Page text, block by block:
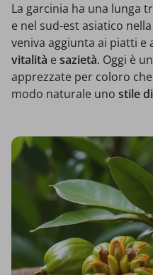
La garcinia ha una lunga
e nel sud-est asiatico nella
veniva aggiunta ai piatti e
vitalità e sazietà. Oggi è
apprezzate per coloro
modo naturale uno stile